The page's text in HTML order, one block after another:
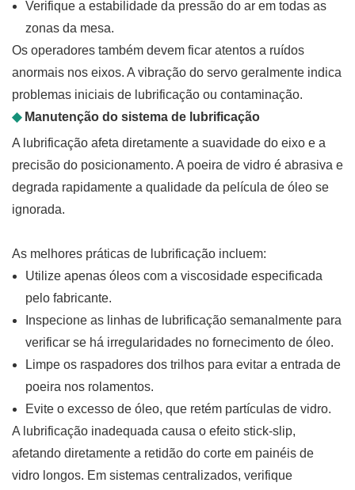
Verifique a estabilidade da pressão do ar em todas as
zonas da mesa.
Os operadores também devem ficar atentos a ruídos
anormais nos eixos. A vibração do servo geralmente indica
problemas iniciais de lubrificação ou contaminação.
◆Manutenção do sistema de lubrificação
A lubrificação afeta diretamente a suavidade do eixo e a
precisão do posicionamento. A poeira de vidro é abrasiva e
degrada rapidamente a qualidade da película de óleo se
ignorada.
As melhores práticas de lubrificação incluem:
Utilize apenas óleos com a viscosidade especificada
pelo fabricante.
Inspecione as linhas de lubrificação semanalmente para
verificar se há irregularidades no fornecimento de óleo.
Limpe os raspadores dos trilhos para evitar a entrada de
poeira nos rolamentos.
Evite o excesso de óleo, que retém partículas de vidro.
A lubrificação inadequada causa o efeito stick-slip,
afetando diretamente a retidão do corte em painéis de
vidro longos. Em sistemas centralizados, verifique